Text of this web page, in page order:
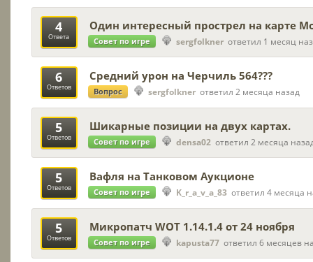
4
Ответа
Один интересный прострел на карте
Совет по игре sergfolkner ответил 1 месяц
6
Ответов
Средний урон на Черчиль 564???
Вопрос sergfolkner ответил 2 месяца назад
5
Ответов
Шикарные позиции на двух картах.
Совет по игре densa02 ответил 2 месяца
5
Ответов
Вафля на Танковом Аукционе
Совет по игре K_r_a_v_a_83 ответил 4 месяца
5
Ответов
Микропатч WOT 1.14.1.4 от 24 ноября
Совет по игре kapusta77 ответил 6 месяцев